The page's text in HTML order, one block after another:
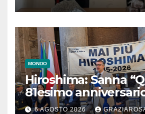
MONDO
Hiroshima: Sanna
81esimo
monito per tutti”
6 AGOSTO 2026